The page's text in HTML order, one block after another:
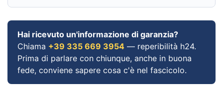
Hai ricevuto un'informazione di garanzia?
Chiama +39 335 669 3954 — reperibilità h24.
Prima di parlare con chiunque, anche in buona
fede, conviene sapere cosa c'è nel fascicolo.